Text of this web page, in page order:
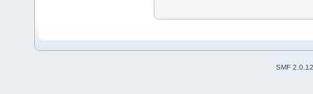
SMF 2.0.12